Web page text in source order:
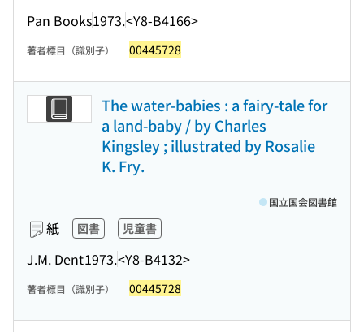
Pan Books1973.<Y8-B4166>
著者標目（識別子） 00445728
The water-babies : a fairy-tale for
a land-baby / by Charles
Kingsley ; illustrated by Rosalie
K. Fry.
紙 図書 児童書
J.M. Dent1973.<Y8-B4132>
国立国会図書館
著者標目（識別子） 00445728